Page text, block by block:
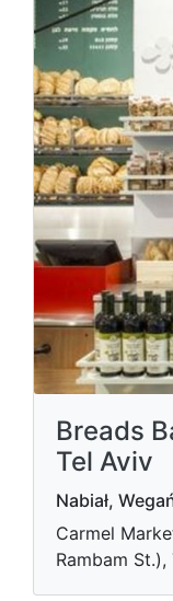
Breads
Tel Aviv
Nabiał,
Carmel
Rambam